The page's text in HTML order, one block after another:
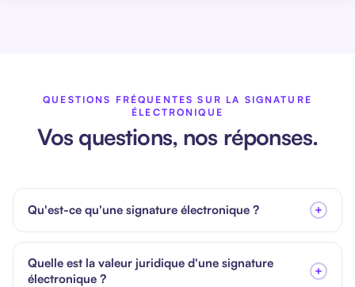
QUESTIONS FRÉQUENTES SUR LA SIGNATURE
ÉLECTRONIQUE
Vos questions, nos réponses.
Qu'est-ce qu'une signature électronique ? +
Quelle est la valeur juridique d'une signature
électronique ?
+